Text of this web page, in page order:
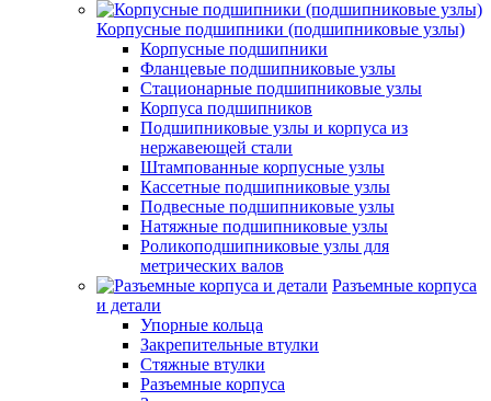
Корпусные подшипники (подшипниковые узлы)
Корпусные подшипники
Фланцевые подшипниковые узлы
Стационарные подшипниковые узлы
Корпуса подшипников
Подшипниковые узлы и корпуса из
нержавеющей стали
Штампованные корпусные узлы
Кассетные подшипниковые узлы
Подвесные подшипниковые узлы
Натяжные подшипниковые узлы
Роликоподшипниковые узлы для
метрических валов
Разъемные корпуса
и детали
Упорные кольца
Закрепительные втулки
Стяжные втулки
Разъемные корпуса